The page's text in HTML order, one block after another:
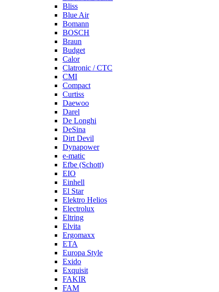
Bliss
Blue Air
Bomann
BOSCH
Braun
Budget
Calor
Clatronic / CTC
CMI
Compact
Curtiss
Daewoo
Darel
De Longhi
DeSina
Dirt Devil
Dynapower
e-matic
Efbe (Schott)
EIO
Einhell
El Star
Elektro Helios
Electrolux
Eltring
Elvita
Ergomaxx
ETA
Europa Style
Exido
Exquisit
FAKIR
FAM